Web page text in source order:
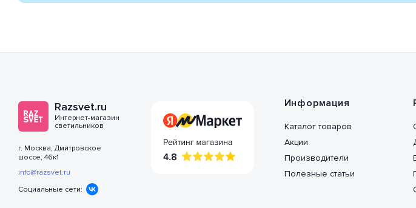
Razsvet.ru
Интернет-магазин
светильников
г. Москва, Дмитровское
шоссе, 46к1
info@razsvet.ru
Социальные сети:
Информация
Каталог товаров
Акции
Производители
Полезные статьи